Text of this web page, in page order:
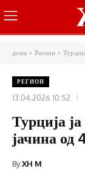
дома Регион
РЕГИОН
13.04.2026 10:52
Турција
јачина од
ByXH M